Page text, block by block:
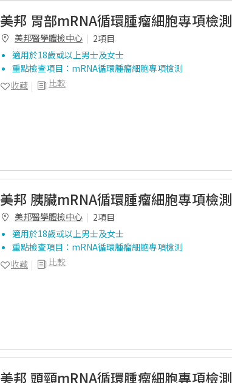
美邦 胃部mRNA循環腫瘤細胞專項檢測
美邦醫學體檢中心
2項目
適用於18歲或以上男士及女士
重點檢查項目：mRNA循環腫瘤細胞專項檢測
比較
收藏
美邦 胰臟mRNA循環腫瘤細胞專項檢測
美邦醫學體檢中心
2項目
適用於18歲或以上男士及女士
重點檢查項目：mRNA循環腫瘤細胞專項檢測
比較
收藏
美邦 頭頸mRNA循環腫瘤細胞專項檢測